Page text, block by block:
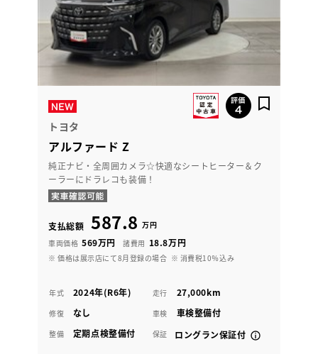
トヨタ
アルファード Z
純正ナビ・全周囲カメラ☆快適なシートヒーター＆ク
ーラーにドラレコも装備！
支払総額 587.8 万円
車両価格 569万円 諸費用 18.8万円
※ 価格は展示店にて8月登録の場合 ※ 消費税10％込み
年式 2024年(R6年) 走行 27,000km
修復 なし 車検 車検整備付
整備 定期点検整備付 保証 ロングラン保証付